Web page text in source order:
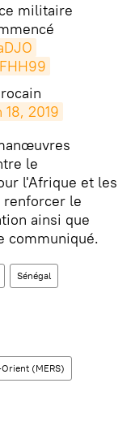
militaire
18, 2019
le
l'Afrique et les
renforcer le
ainsi que
communiqué.
Sénégal
(MERS)